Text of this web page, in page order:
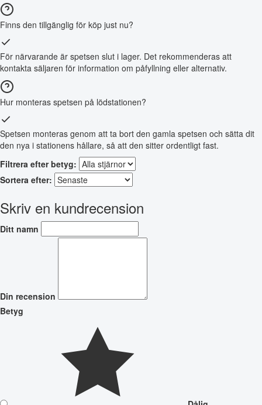
Finns den tillgänglig för köp just nu?
För närvarande är spetsen slut i lager. Det rekommenderas att
kontakta säljaren för information om påfyllning eller alternativ.
Hur monteras spetsen på lödstationen?
Spetsen monteras genom att ta bort den gamla spetsen och sätta dit
den nya i stationens hållare, så att den sitter ordentligt fast.
Filtrera efter betyg:
Sortera efter:
Skriv en kundrecension
Ditt namn
Din recension
Betyg